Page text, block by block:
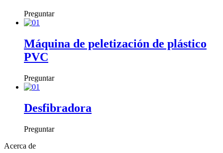
Preguntar
Máquina de peletización de plástico
PVC
Preguntar
Desfibradora
Preguntar
Acerca de